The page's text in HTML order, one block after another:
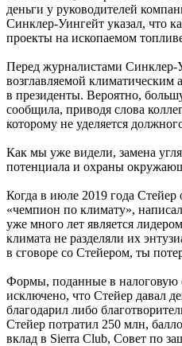
деньги у руководителей
Синклер-Уингейт указал, что
проекты на ископаемом
Перед журналистами Синклер-
возглавляемой
в президенты. Вероятно,
сообщила, приводя слова
которому не уделяется
Как мы уже видели, замена
потенциала и охраны
Когда в июле 2019 года
«чемпион по климату»,
уже много лет является
климата не разделяли их
в сговоре со Стейером, ты
Формы, поданные в налоговую
исключено, что Стейер давал
благодарил либо
Стейер потратил 250 млн,
вклад в Sierra Club, Совет по